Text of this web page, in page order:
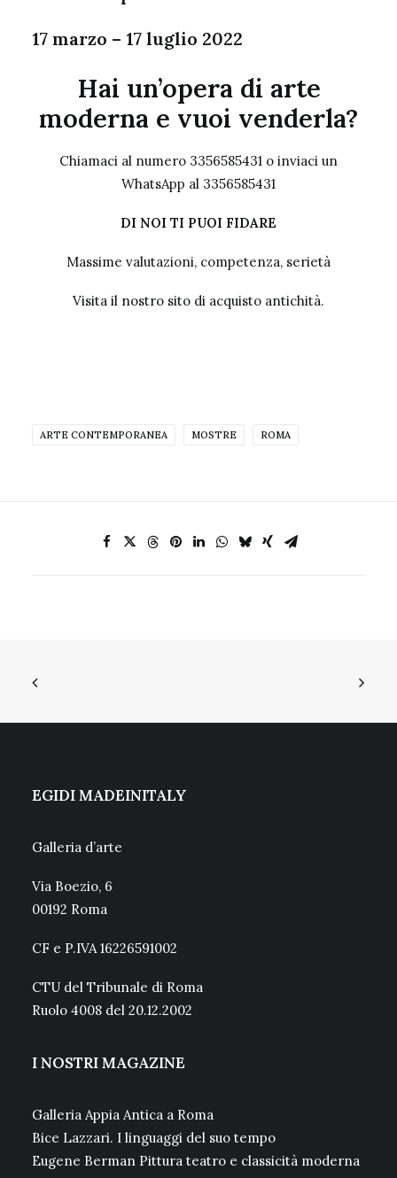
17 marzo – 17 luglio 2022
Hai un’opera di arte
moderna e vuoi venderla?
Chiamaci al numero 3356585431 o inviaci un
WhatsApp al 3356585431
DI NOI TI PUOI FIDARE
Massime valutazioni, competenza, serietà
Visita il nostro sito di acquisto antichità.
ARTE CONTEMPORANEA MOSTRE ROMA
EGIDI MADEINITALY
Galleria d’arte
Via Boezio, 6
00192 Roma
CF e P.IVA 16226591002
CTU del Tribunale di Roma
Ruolo 4008 del 20.12.2002
I NOSTRI MAGAZINE
Galleria Appia Antica a Roma
Bice Lazzari. I linguaggi del suo tempo
Eugene Berman Pittura teatro e classicità moderna